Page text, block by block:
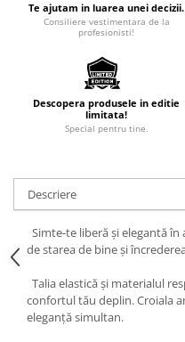
Te ajutam in luarea unei decizii.
Consiliere vestimentara de la
profesionisti!
Descopera produsele in editie
limitata!
Special pentru tine.
Descriere
Simte-te liberă și elegantă
de starea de bine și
Talia elastică și materialul
confortul tău deplin. Croiala
eleganță simultan.